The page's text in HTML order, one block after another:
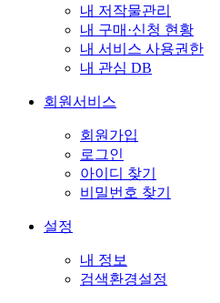
내 저작물관리
내 구매·신청 현황
내 서비스 사용권한
내 관심 DB
회원서비스
회원가입
로그인
아이디 찾기
비밀번호 찾기
설정
내 정보
검색환경설정